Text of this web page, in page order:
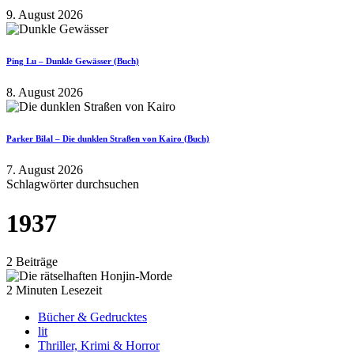
9. August 2026
Ping Lu – Dunkle Gewässer (Buch)
8. August 2026
Parker Bilal – Die dunklen Straßen von Kairo (Buch)
7. August 2026
Schlagwörter durchsuchen
1937
2 Beiträge
2 Minuten Lesezeit
Bücher & Gedrucktes
lit
Thriller, Krimi & Horror